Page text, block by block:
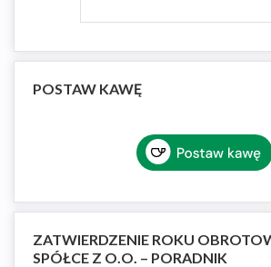
POSTAW KAWĘ
ZATWIERDZENIE ROKU
SPÓŁCE Z O.O. – PORADNIK